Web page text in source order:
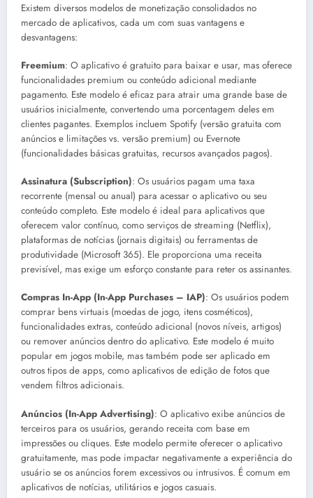
Existem diversos modelos de monetização consolidados no
mercado de aplicativos, cada um com suas vantagens e
desvantagens:
Freemium: O aplicativo é gratuito para baixar e usar, mas oferece
funcionalidades premium ou conteúdo adicional mediante
pagamento. Este modelo é eficaz para atrair uma grande base de
usuários inicialmente, convertendo uma porcentagem deles em
clientes pagantes. Exemplos incluem Spotify (versão gratuita com
anúncios e limitações vs. versão premium) ou Evernote
(funcionalidades básicas gratuitas, recursos avançados pagos).
Assinatura (Subscription): Os usuários pagam uma taxa
recorrente (mensal ou anual) para acessar o aplicativo ou seu
conteúdo completo. Este modelo é ideal para aplicativos que
oferecem valor contínuo, como serviços de streaming (Netflix),
plataformas de notícias (jornais digitais) ou ferramentas de
produtividade (Microsoft 365). Ele proporciona uma receita
previsível, mas exige um esforço constante para reter os assinantes.
Compras In-App (In-App Purchases – IAP): Os usuários podem
comprar bens virtuais (moedas de jogo, itens cosméticos),
funcionalidades extras, conteúdo adicional (novos níveis, artigos)
ou remover anúncios dentro do aplicativo. Este modelo é muito
popular em jogos mobile, mas também pode ser aplicado em
outros tipos de apps, como aplicativos de edição de fotos que
vendem filtros adicionais.
Anúncios (In-App Advertising): O aplicativo exibe anúncios de
terceiros para os usuários, gerando receita com base em
impressões ou cliques. Este modelo permite oferecer o aplicativo
gratuitamente, mas pode impactar negativamente a experiência do
usuário se os anúncios forem excessivos ou intrusivos. É comum em
aplicativos de notícias, utilitários e jogos casuais.